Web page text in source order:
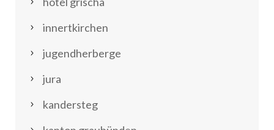
innertkirchen
jugendherberge
jura
kandersteg